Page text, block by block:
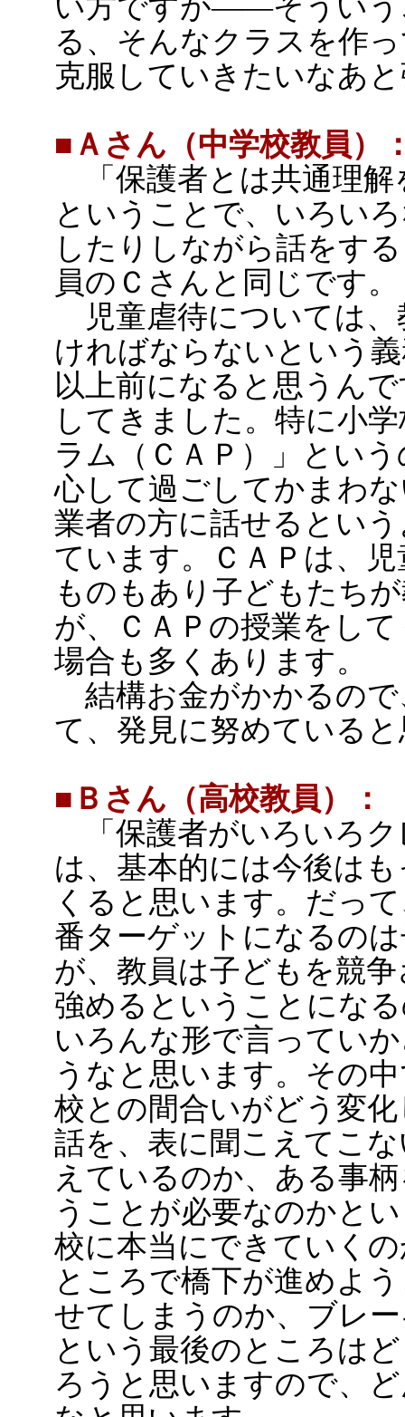
る、そんなクラスを作
克服していきたいなあ
■Ａさん（中学校教員）
「保護者とは共通理解
ということで、いろい
したりしながら話をす
員のＣさんと同じです。
児童虐待については、
ければならないという
以上前になると思うん
してきました。特に小
ラム（ＣＡＰ）」とい
心して過ごしてかまわ
業者の方に話せるとい
ています。ＣＡＰは、
ものもあり子どもたち
が、ＣＡＰの授業をし
場合も多くあります。
結構お金がかかるので
て、発見に努めている
■Ｂさん（高校教員）：
「保護者がいろいろク
は、基本的には今後は
くると思います。だっ
番ターゲットになるの
が、教員は子どもを競
強めるということにな
いろんな形で言ってい
うなと思います。その
校との間合いがどう変
話を、表に聞こえてこ
えているのか、ある事
うことが必要なのかと
校に本当にできていく
ところで橋下が進めよ
せてしまうのか、ブレ
という最後のところは
ろうと思いますので、